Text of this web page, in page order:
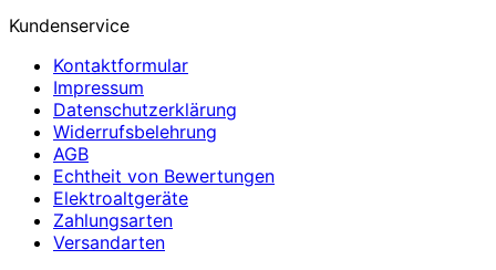
Kundenservice
Kontaktformular
Impressum
Datenschutzerklärung
Widerrufsbelehrung
AGB
Echtheit von Bewertungen
Elektroaltgeräte
Zahlungsarten
Versandarten